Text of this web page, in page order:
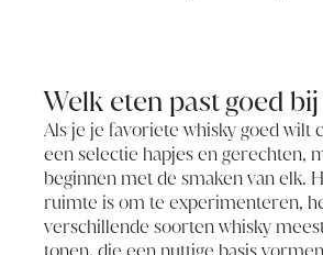
Welk eten past goed
Als je je favoriete whisky goed wilt
een selectie hapjes en gerechten,
beginnen met de smaken van elk.
ruimte is om te experimenteren,
verschillende soorten whisky